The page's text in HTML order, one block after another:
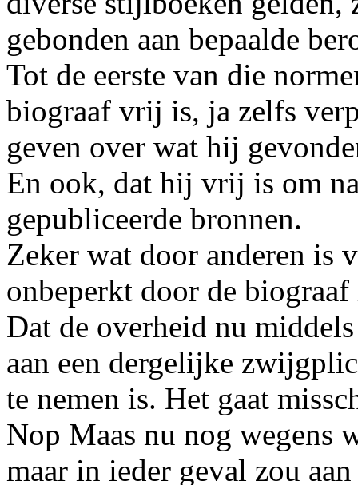
gebonden aan bepaalde
Tot de eerste van die
biograaf vrij is, ja zelfs
geven over wat hij
En ook, dat hij vrij is om
gepubliceerde bronnen.
Zeker wat door anderen is
onbeperkt door de
Dat de overheid nu
aan een dergelijke
te nemen is. Het gaat
Nop Maas nu nog wegens
maar in ieder geval zou